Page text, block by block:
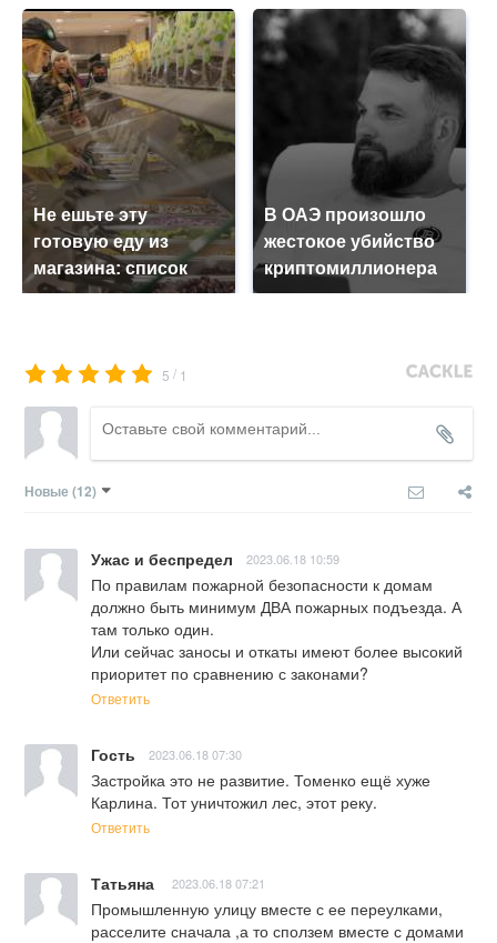
Не ешьте эту
готовую еду из
магазина: список
В ОАЭ произошло
жестокое убийство
криптомиллионера
5 / 1
Новые (12)
Ужас и беспредел 2023.06.18 10:59
По правилам пожарной безопасности к домам
должно быть минимум ДВА пожарных подъезда. А
там только один.
Или сейчас заносы и откаты имеют более высокий
приоритет по сравнению с законами?
Ответить
Гость 2023.06.18 07:30
Застройка это не развитие. Томенко ещё хуже
Карлина. Тот уничтожил лес, этот реку.
Ответить
Татьяна 2023.06.18 07:21
Промышленную улицу вместе с ее переулками,
расселите сначала ,а то сползем вместе с домами